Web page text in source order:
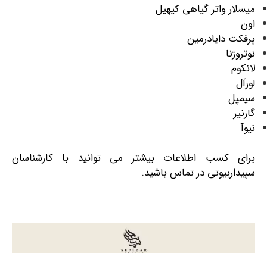
میسلار واتر گیاهی کیهیل
اون
پرفکت دایادرمین
نوتروژنا
لانکوم
لورآل
سیمپل
گارنیر
نیوآ
برای کسب اطلاعات بیشتر می توانید با کارشناسان
سپیداربیوتی در تماس باشید.